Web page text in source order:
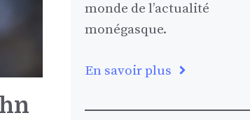
monde de l’actualité
monégasque.
En savoir plus